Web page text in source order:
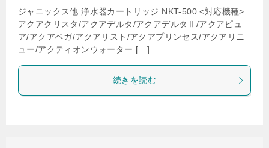
ジャニックス他 浄水器カートリッジ NKT-500 <対応機種>
アクアクリスタ/アクアデルタ/アクアデルタⅡ/アクアピュ
ア/アクアベガ/アクアリスト/アクアプリンセス/アクアリニ
ュー/アクティオンウォーター […]
続きを読む